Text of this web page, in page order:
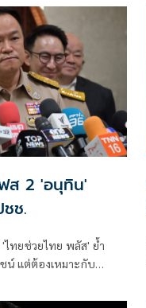
ส 2 'อนุทิน'
ช.
ทยช่วยไทย พลัส' ย้ำ
น์ แต่ต้องเหมาะกับ